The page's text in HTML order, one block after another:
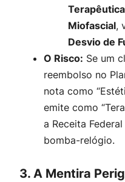
Miofascial,
Desvio de
O Risco: Se um
reembolso no
nota como
emite como
a Receita
bomba-relógio.
3. A Mentira